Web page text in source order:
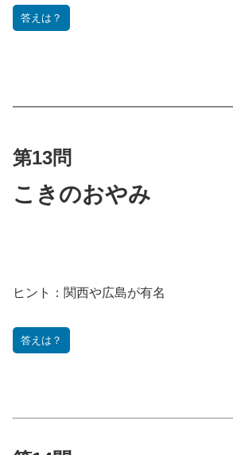
答えは？
第13問
こきのおやみ
ヒント： 関西や広島が有名
答えは？